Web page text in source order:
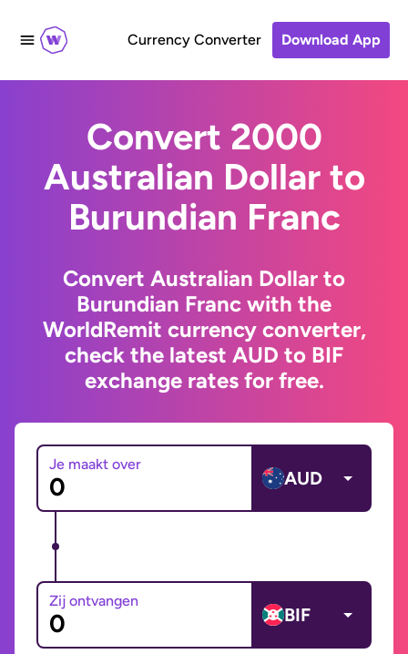
Currency Converter Download App
Convert 2000
Australian Dollar to
Burundian Franc
Convert Australian Dollar to
Burundian Franc with the
WorldRemit currency converter,
check the latest AUD to BIF
exchange rates for free.
Je maakt over
AUD
Zij ontvangen
BIF